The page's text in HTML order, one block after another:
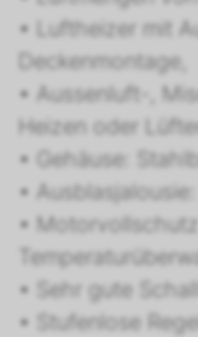
• Luftheizer mit
Deckenmontage,
• Aussenluft-,
Heizen oder
• Gehäuse:
• Ausblasjalousie:
•
• Sehr gute
• Stufenlose